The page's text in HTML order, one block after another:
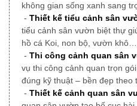
không gian sống xanh sang
- Thiết kế tiểu cảnh sân
tiểu cảnh sân vườn biệt thự
hồ cá Koi, non bộ, vườn
- Thi công cảnh quan sân
vụ thi công cảnh quan trọn
đúng kỹ thuật – bền đẹp theo
- Thiết kế cảnh quan sân